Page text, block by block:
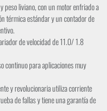
peso liviano, con un motor enfriado a
térmica estándar y un contador de
de velocidad de 11.0/ 1.8
continuo para aplicaciones muy
y revolucionaria utiliza corriente
de fallas y tiene una garantía de